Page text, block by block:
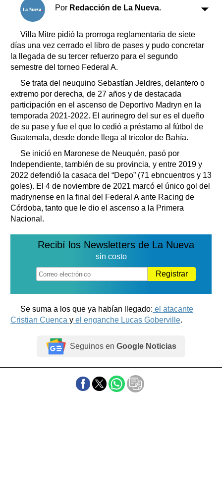
Clasificados
Horóscopo
Suplementos
Servicios
Farmacias
Transportes
Loterías
Datos Útiles
Fúnebres
Edictos
Teléfonos de urgencia
Por Redacción de La Nueva.
Villa Mitre pidió la prorroga reglamentaria de siete
días una vez cerrado el libro de pases y pudo concretar
la llegada de su tercer refuerzo para el segundo
semestre del torneo Federal A.
Se trata del neuquino Sebastían Jeldres, delantero o
extremo por derecha, de 27 años y de destacada
participación en el ascenso de Deportivo Madryn en la
temporada 2021-2022. El aurinegro del sur es el dueño
de su pase y fue el que lo cedió a préstamo al fútbol de
Guatemala, desde donde llega al tricolor de Bahía.
Se inició en Maronese de Neuquén, pasó por
Independiente, también de su provincia, y entre 2019 y
2022 defendió la casaca del “Depo” (71 ebncuentros y 13
goles). El 4 de noviembre de 2021 marcó el único gol del
madrynense en la final del Federal A ante Racing de
Córdoba, tanto que le dio el ascenso a la Primera
Nacional.
Recibí los Newsletters de La Nueva
sin costo
Registrar
Se suma a los que ya habían llegado: el atacante
Cristian Cuenca y el enganche Lucas Goberville.
Seguinos en Google Noticias